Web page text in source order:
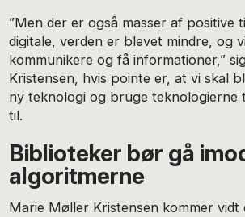
”Men der er også masser af positive
digitale, verden er blevet mindre, og
kommunikere og få informationer,”
Kristensen, hvis pointe er, at vi skal
ny teknologi og bruge teknologierne
til.
Biblioteker bør gå
algoritmerne
Marie Møller Kristensen kommer vidt